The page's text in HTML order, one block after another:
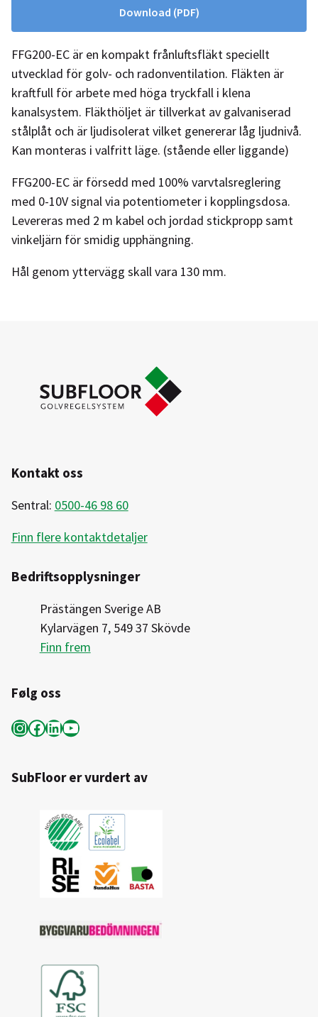
Download (PDF)
FFG200-EC är en kompakt frånluftsfläkt speciellt
utvecklad för golv- och radonventilation. Fläkten är
kraftfull för arbete med höga tryckfall i klena
kanalsystem. Fläkthöljet är tillverkat av galvaniserad
stålplåt och är ljudisolerat vilket genererar låg ljudnivå.
Kan monteras i valfritt läge. (stående eller liggande)
FFG200-EC är försedd med 100% varvtalsreglering
med 0-10V signal via potentiometer i kopplingsdosa.
Levereras med 2 m kabel och jordad stickpropp samt
vinkeljärn för smidig upphängning.
Hål genom yttervägg skall vara 130 mm.
Kontakt oss
Sentral: 0500-46 98 60
Finn flere kontaktdetaljer
Bedriftsopplysninger
Prästängen Sverige AB
Kylarvägen 7, 549 37 Skövde
Finn frem
Følg oss
InstagramFacebook LinkedIn YouTube
SubFloor er vurdert av